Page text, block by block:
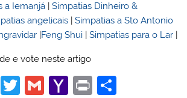
a Iemanjá |Simpatias Dinheiro &
angelicais |Simpatias a Sto Antonio
|Feng Shui |Simpatias para o Lar |
e vote neste artigo
F
T
G
Y
Pr